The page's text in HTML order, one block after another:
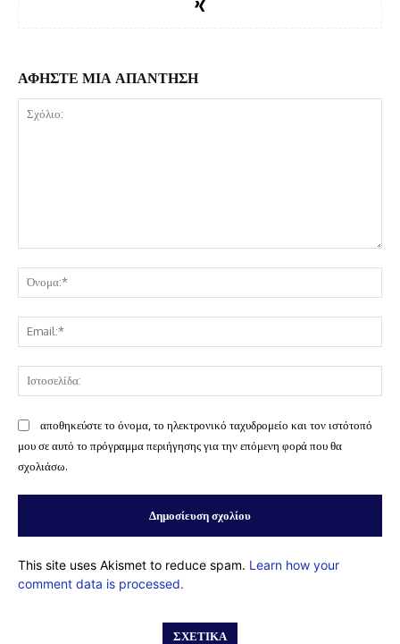
ΑΦΗΣΤΕ ΜΙΑ ΑΠΑΝΤΗΣΗ
αποθηκεύστε το όνομα, το ηλεκτρονικό ταχυδρομείο και τον ιστότοπό
μου σε αυτό το πρόγραμμα περιήγησης για την επόμενη φορά που θα
σχολιάσω.
This site uses Akismet to reduce spam. Learn how your
comment data is processed.
ΣΧΕΤΙΚΆ